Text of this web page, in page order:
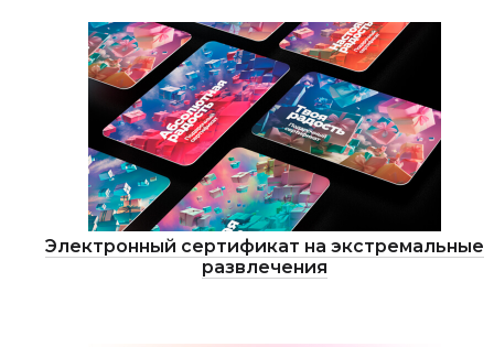
Электронный сертификат на экстремальные
развлечения